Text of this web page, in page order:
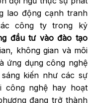
lao động cạnh tranh
công ty trong kỷ
đầu tư vào đào tạo
không gian và môi
ứng dụng công nghệ
kiến như các sự
công nghệ hay hoạt
đang trở thành